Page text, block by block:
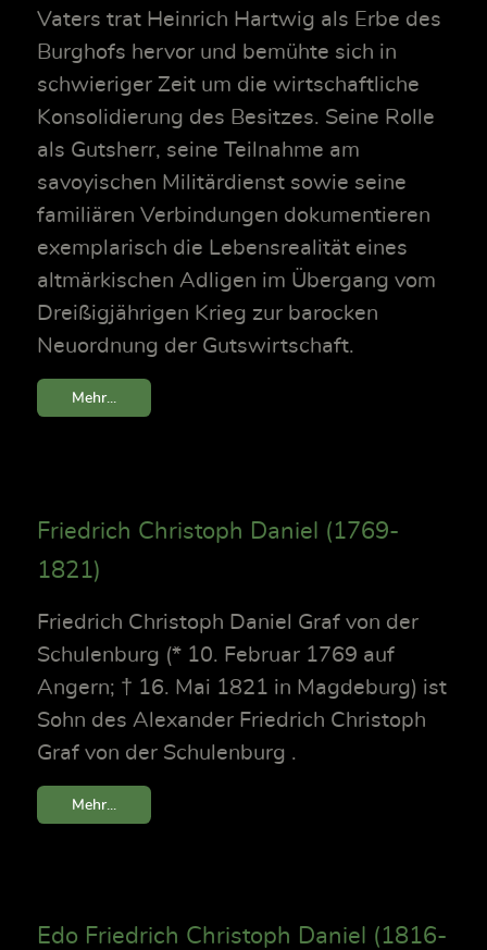
Vaters trat Heinrich Hartwig als Erbe des
Burghofs hervor und bemühte sich in
schwieriger Zeit um die wirtschaftliche
Konsolidierung des Besitzes. Seine Rolle
als Gutsherr, seine Teilnahme am
savoyischen Militärdienst sowie seine
familiären Verbindungen dokumentieren
exemplarisch die Lebensrealität eines
altmärkischen Adligen im Übergang vom
Dreißigjährigen Krieg zur barocken
Neuordnung der Gutswirtschaft.
Mehr...
Friedrich Christoph Daniel (1769-
1821)
Friedrich Christoph Daniel Graf von der
Schulenburg (* 10. Februar 1769 auf
Angern; † 16. Mai 1821 in Magdeburg) ist
Sohn des Alexander Friedrich Christoph
Graf von der Schulenburg .
Mehr...
Edo Friedrich Christoph Daniel (1816-